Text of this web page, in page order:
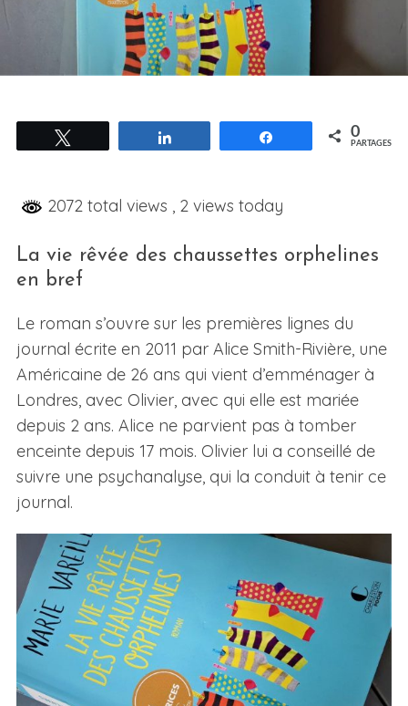
Partagez 0
PARTAGES
2072 total views , 2 views today
La vie rêvée des chaussettes orphelines
en bref
Le roman s’ouvre sur les premières lignes du
journal écrite en 2011 par Alice Smith-Rivière, une
Américaine de 26 ans qui vient d’emménager à
Londres, avec Olivier, avec qui elle est mariée
depuis 2 ans. Alice ne parvient pas à tomber
enceinte depuis 17 mois. Olivier lui a conseillé de
suivre une psychanalyse, qui la conduit à tenir ce
journal.